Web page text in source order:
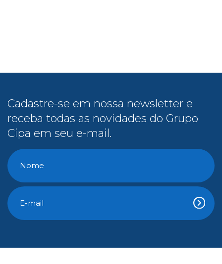
Cadastre-se em nossa newsletter e
receba todas as novidades do Grupo
Cipa em seu e-mail.